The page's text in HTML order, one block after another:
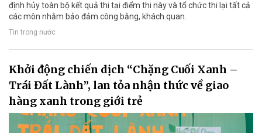
định hủy toàn bộ kết quả thi tại điểm thi này và tổ chức thi lại tất cả
các môn nhằm bảo đảm công bằng, khách quan.
Tin trong nước
Khởi động chiến dịch “Chặng Cuối Xanh –
Trái Đất Lành”, lan tỏa nhận thức về giao
hàng xanh trong giới trẻ